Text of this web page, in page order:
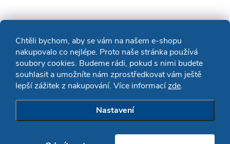
Chtěli bychom, aby se vám na našem e-shopu
nakupovalo co nejlépe. Proto naše stránka používá
soubory cookies. Budeme rádi, pokud s nimi budete
souhlasit a umožníte nám zprostředkovat vám ještě
lepší zážitek z nakupování. Více informacízde.
Nastavení